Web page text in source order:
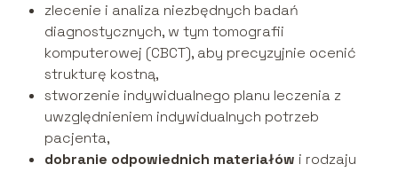
zlecenie i analiza niezbędnych badań
diagnostycznych, w tym tomografii
komputerowej (CBCT), aby precyzyjnie ocenić
strukturę kostną,
stworzenie indywidualnego planu leczenia z
uwzględnieniem indywidualnych potrzeb
pacjenta,
dobranie odpowiednich materiałów i rodzaju